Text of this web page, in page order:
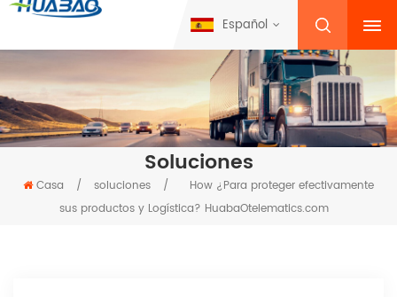
Español
Soluciones
Casa / soluciones /
How ¿Para proteger efectivamente
sus productos y Logística? HuabaOtelematics.com